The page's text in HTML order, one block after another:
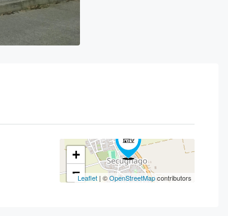
+
−Leaflet| ©OpenStreetMapcontributors